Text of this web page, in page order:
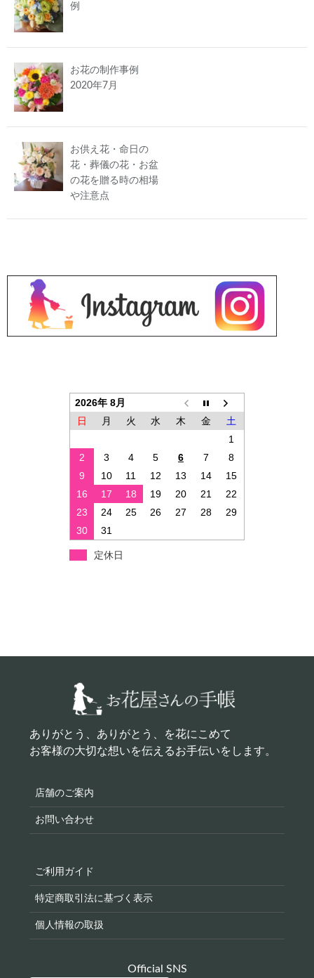
例
お花の制作事例
2020年7月
お供え花・命日の
花・葬儀の花・お盆
の花を贈る時の相場
や注意点
2026年 8月
日
月 火 水 木 金
土
1
2
3 4 5 6 7
8
9
10 11 12 13 14
15
16
17 18 19 20 21
22
23
24 25 26 27 28
29
30
31
定休日
ありがとう、ありがとう、を花にこめて
お客様の大切な想いを伝えるお手伝いをします。
店舗のご案内
お問い合わせ
ご利用ガイド
特定商取引法に基づく表示
個人情報の取扱
Official SNS